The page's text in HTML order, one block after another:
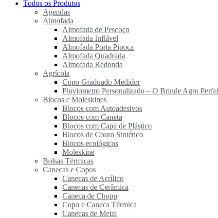
Todos os Produtos
Agendas
Almofada
Almofada de Pescoço
Almofada Inflável
Almofada Porta Pipoca
Almofada Quadrada
Almofada Redonda
Agrícola
Copo Graduado Medidor
Pluviometro Personalizado – O Brinde Agro
Blocos e Moleskines
Blocos com Autoadesivos
Blocos com Caneta
Blocos com Capa de Plástico
Blocos de Couro Sintético
Blocos ecológicos
Moleskine
Bolsas Térmicas
Canecas e Copos
Canecas de Acrílico
Canecas de Cerâmica
Caneca de Chopp
Copo e Caneca Térmica
Canecas de Metal